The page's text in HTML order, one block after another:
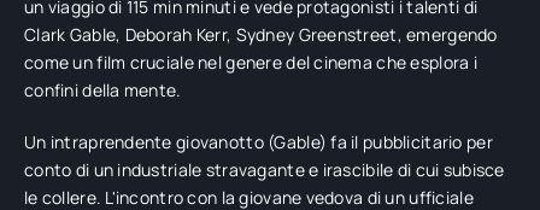
un viaggio di 115 min minuti e vede protagonisti i talenti di
Clark Gable, Deborah Kerr, Sydney Greenstreet, emergendo
come un film cruciale nel genere del cinema che esplora i
confini della mente.
Un intraprendente giovanotto (Gable) fa il pubblicitario per
conto di un industriale stravagante e irascibile di cui subisce
le collere. L'incontro con la giovane vedova di un ufficiale